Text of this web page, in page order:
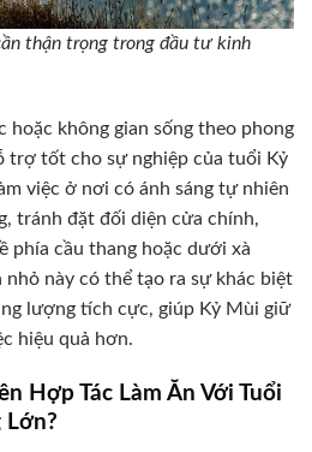
thận trọng trong đầu tư kinh
hoặc không gian sống theo phong
trợ tốt cho sự nghiệp của tuổi Kỷ
việc ở nơi có ánh sáng tự nhiên
tránh đặt đối diện cửa chính,
phía cầu thang hoặc dưới xà
nhỏ này có thể tạo ra sự khác biệt
lượng tích cực, giúp Kỷ Mùi giữ
hiệu quả hơn.
Hợp Tác Làm Ăn Với Tuổi
Lớn?